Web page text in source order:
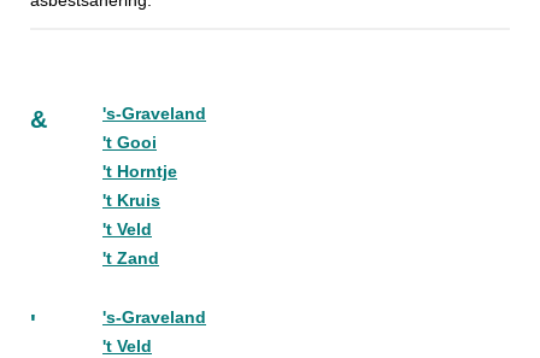
&
's-Graveland
't Gooi
't Horntje
't Kruis
't Veld
't Zand
'
's-Graveland
't Veld